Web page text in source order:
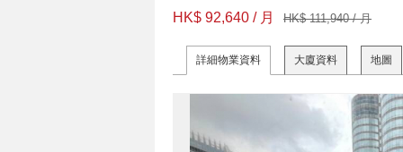
HK$ 92,640 / 月
HK$ 111,940 / 月
詳細物業資料 大廈資料 地圖